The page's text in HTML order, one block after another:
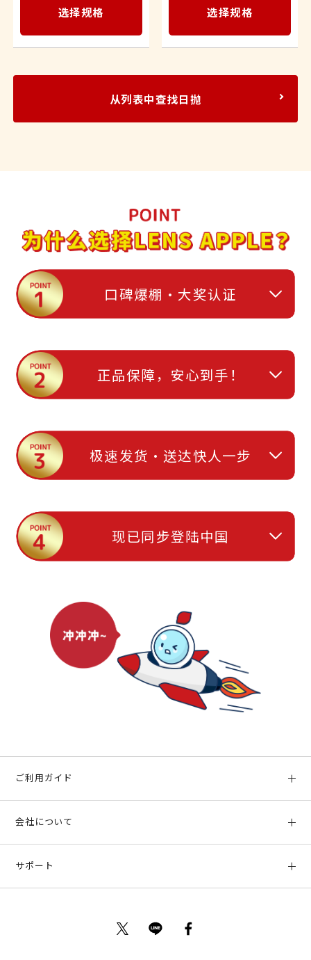
选择规格 选择规格
从列表中查找日抛
口碑爆棚・大奖认证​
LENS APPLE斩获多项人气大奖，
品质可靠，服务优质，值得信赖。​
正品保障，安心到手！​
发货前都会细心包装，防震防压，
只为让你打开快递那一刻也充满安心感。
极速发货・送达快人一步
大部分订单最快下单次日送达！
（北海道、冲绳及离岛地区除外）
现已同步登陆中国​
吉田社长的小红书同步更新中！
ご利用ガイド
お支払い方法、配送について
返品について
会社について
サポート